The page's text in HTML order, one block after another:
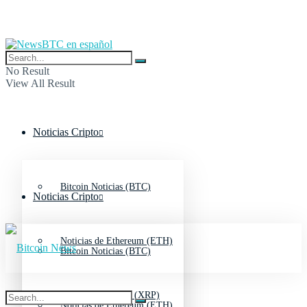
No Result
View All Result
Noticias Cripto
Bitcoin Noticias (BTC)
Noticias de Ethereum (ETH)
Noticias de Ripple (XRP)
Noticias Cripto
Bitcoin Noticias (BTC)